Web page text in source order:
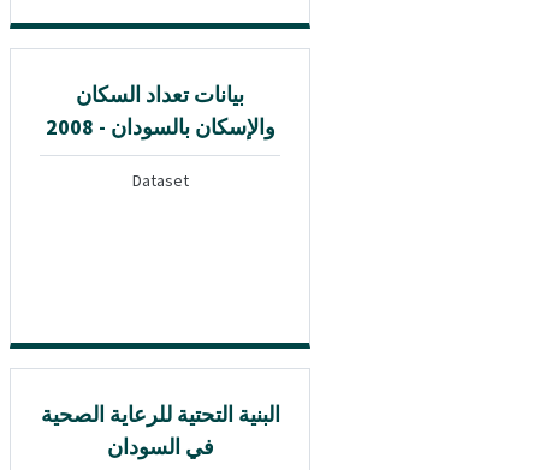
بيانات تعداد السكان
والإسكان بالسودان - 2008
Dataset
البنية التحتية للرعاية الصحية
في السودان